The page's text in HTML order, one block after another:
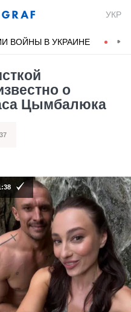
УКР
ВОЙНЫ В УКРАИНЕ
о
Цымбалюка